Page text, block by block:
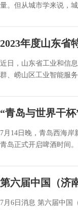
量。但从城市学来说，
2023年度山东省
近日，山东省工业和信
群、崂山区工业智能服
“青岛与世界干
7月14日晚，青岛西海
青岛正式开启啤酒时间
第六届中国（济
7月6日消息 第六届中国